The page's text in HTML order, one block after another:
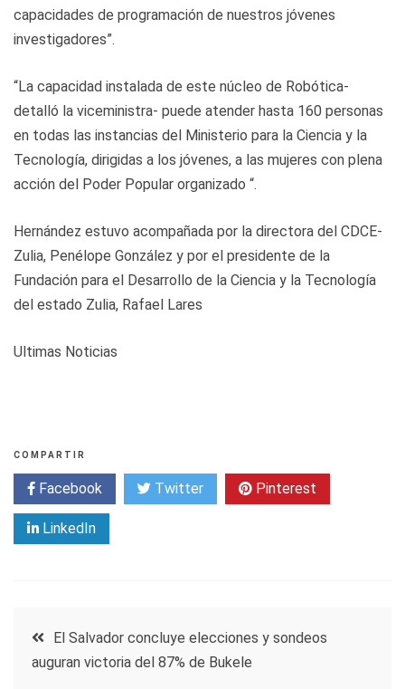
capacidades de programación de nuestros jóvenes
investigadores”.
“La capacidad instalada de este núcleo de Robótica-
detalló la viceministra- puede atender hasta 160 personas
en todas las instancias del Ministerio para la Ciencia y la
Tecnología, dirigidas a los jóvenes, a las mujeres con plena
acción del Poder Popular organizado “.
Hernández estuvo acompañada por la directora del CDCE-
Zulia, Penélope González y por el presidente de la
Fundación para el Desarrollo de la Ciencia y la Tecnología
del estado Zulia, Rafael Lares
Ultimas Noticias
COMPARTIR
Facebook Twitter Pinterest
LinkedIn
Navegación
El Salvador concluye elecciones y sondeos
auguran victoria del 87% de Bukele